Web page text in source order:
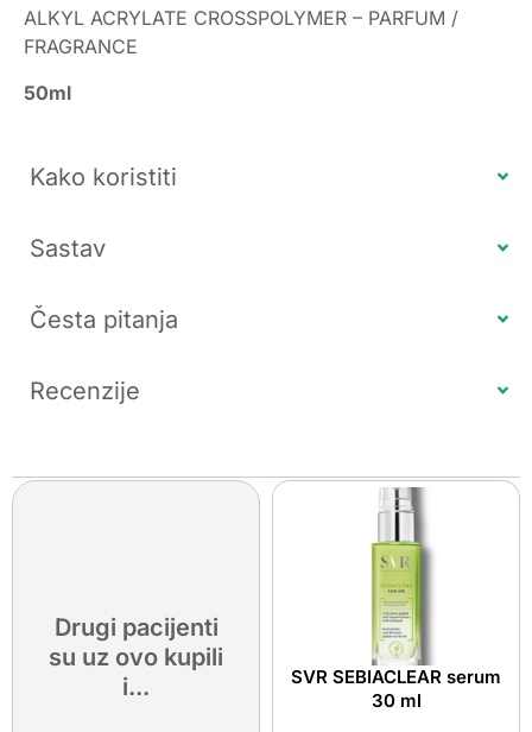
ALKYL ACRYLATE CROSSPOLYMER – PARFUM /
FRAGRANCE
50ml
Kako koristiti
Sastav
Česta pitanja
Recenzije
Drugi pacijenti
su uz ovo kupili
i...
SVR SEBIACLEAR serum
30 ml